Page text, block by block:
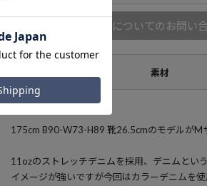
商品についてのお問い
素材
175cm B90-W73-H89 靴26.5cmのモデルがM
11ozのストレッチデニムを採用、デニムとい
イメージが強いですが今回はカラーデニムを